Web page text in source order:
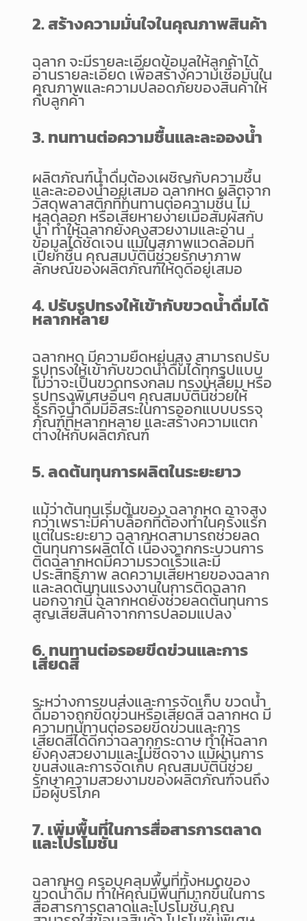
2. สร้างความมั่นใจในคุณภาพสินค้า
ฉลาก จะมีรายละเอียดข้อมูลให้ลูกค้าได้
อ่านรายละเอียด เพื่อสร้างความเชื่อมั่นใน
คุณภาพและความปลอดภัยของสินค้าให้
กับลูกค้า
3. ทนทานต่อความชื้นและละอองน้ำ
ผลิตภัณฑ์น้ำดื่มต้องเผชิญกับความชื้น
และละอองน้ำอยู่เสมอ ฉลากหด ผลิตจาก
วัสดุพลาสติกที่ทนทานต่อความชื้น ไม่
หลุดลอก หรือเสียหายง่ายเมื่อสัมผัสกับ
น้ำ ทำให้ฉลากยังคงสวยงามและอ่าน
ข้อมูลได้ชัดเจน แม้ในสภาพแวดล้อมที่
เปียกชื้น คุณสมบัตินี้ช่วยรักษาภาพ
ลักษณ์ของผลิตภัณฑ์ให้ดูดีอยู่เสมอ
4. ปรับรูปทรงให้เข้ากับขวดน้ำดื่มได้
หลากหลาย
ฉลากหด มีความยืดหยุ่นสูง สามารถปรับ
รูปทรงให้เข้ากับขวดน้ำดื่มได้ทุกรูปแบบ
ไม่ว่าจะเป็นขวดทรงกลม ทรงเหลี่ยม หรือ
รูปทรงพิเศษอื่นๆ คุณสมบัตินี้ช่วยให้
ธุรกิจน้ำดื่มมีอิสระในการออกแบบบรรจุ
ภัณฑ์ที่หลากหลาย และสร้างความแตก
ต่างให้กับผลิตภัณฑ์
5. ลดต้นทุนการผลิตในระยะยาว
แม้ว่าต้นทุนเริ่มต้นของ ฉลากหด อาจสูง
กว่าเพราะมีค่าบล็อกที่ต้องทำในครั้งแรก
แต่ในระยะยาว ฉลากหดสามารถช่วยลด
ต้นทุนการผลิตได้ เนื่องจากกระบวนการ
ติดฉลากหดมีความรวดเร็วและมี
ประสิทธิภาพ ลดความเสียหายของฉลาก
และลดต้นทุนแรงงานในการติดฉลาก
นอกจากนี้ ฉลากหดยังช่วยลดต้นทุนการ
สูญเสียสินค้าจากการปลอมแปลง
6. ทนทานต่อรอยขีดข่วนและการ
เสียดสี
ระหว่างการขนส่งและการจัดเก็บ ขวดน้ำ
ดื่มอาจถูกขีดข่วนหรือเสียดสี ฉลากหด มี
ความทนทานต่อรอยขีดข่วนและการ
เสียดสีได้ดีกว่าฉลากกระดาษ ทำให้ฉลาก
ยังคงสวยงามและไม่ซีดจาง แม้ผ่านการ
ขนส่งและการจัดเก็บ คุณสมบัตินี้ช่วย
รักษาความสวยงามของผลิตภัณฑ์จนถึง
มือผู้บริโภค
7. เพิ่มพื้นที่ในการสื่อสารการตลาด
และโปรโมชั่น
ฉลากหด ครอบคลุมพื้นที่ทั้งหมดของ
ขวดน้ำดื่ม ทำให้คุณมีพื้นที่มากขึ้นในการ
สื่อสารการตลาดและโปรโมชั่น คุณ